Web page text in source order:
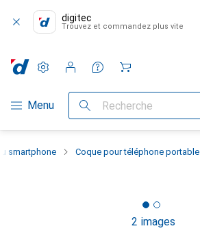
digitec
Trouvez et commandez plus vite
Navigation par catégorie
Menu Recherche
Paramètres
Compte client
Listes de comparaison
Listes d'envies
Panier
smartphone Coque pour téléphone portable
2 images